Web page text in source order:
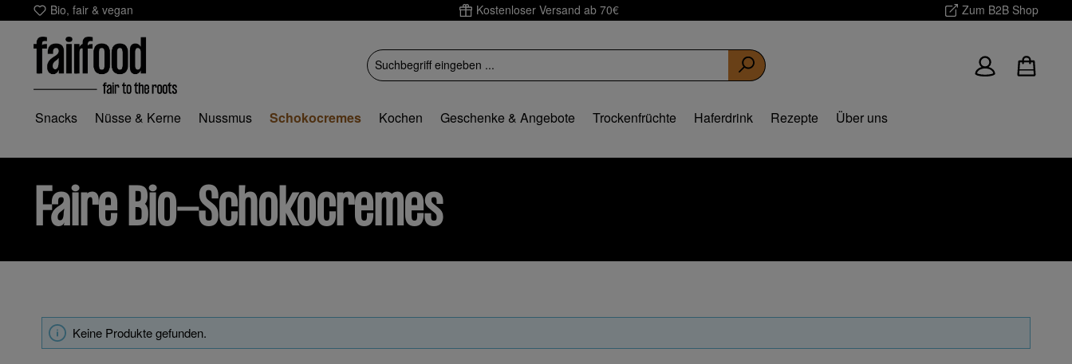
Hauptinhalt springen
Zur Suche springen
Zur Hauptnavigation springen
Bio, fair & vegan Kostenloser Versand ab 70€ Zum B2B Shop
Snacks Nüsse & Kerne Nussmus Schokocremes Kochen Geschenke & Angebote Trockenfrüchte Haferdrink Rezepte Über uns
Faire Bio-Schokocremes
Keine Produkte gefunden.